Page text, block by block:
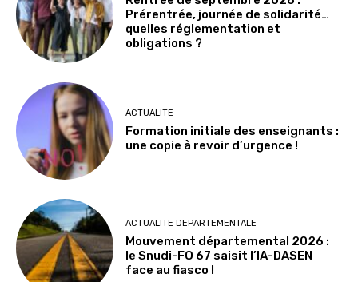
Prérentrée, journée de solidarité…
quelles réglementation et
obligations ?
ACTUALITE
Formation initiale des enseignants :
une copie à revoir d’urgence !
ACTUALITE DEPARTEMENTALE
Mouvement départemental 2026 :
le Snudi-FO 67 saisit l’IA-DASEN
face au fiasco !